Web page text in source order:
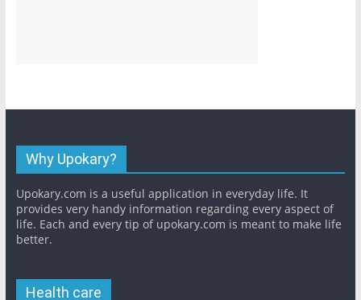
Why Upokary?
Upokary.com is a useful application in everyday life. It
provides very handy information regarding every aspect of
life. Each and every tip of upokary.com is meant to make life
better.
Health care